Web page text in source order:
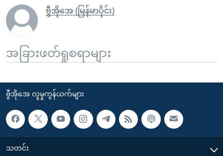
ဗွီအိုအေ (မြန်မာပိုင်း)
အခြားဖတ်ရှုစရာများ
ဗွီအိုအေ လူမှုကွန်ယက်များ
သတင်း